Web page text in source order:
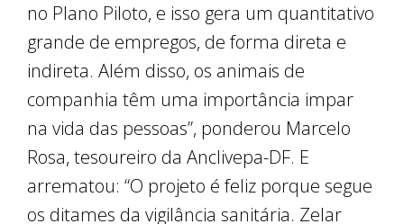
no Plano Piloto, e isso gera um quantitativo
grande de empregos, de forma direta e
indireta. Além disso, os animais de
companhia têm uma importância impar
na vida das pessoas”, ponderou Marcelo
Rosa, tesoureiro da Anclivepa-DF. E
arrematou: “O projeto é feliz porque segue
os ditames da vigilância sanitária. Zelar